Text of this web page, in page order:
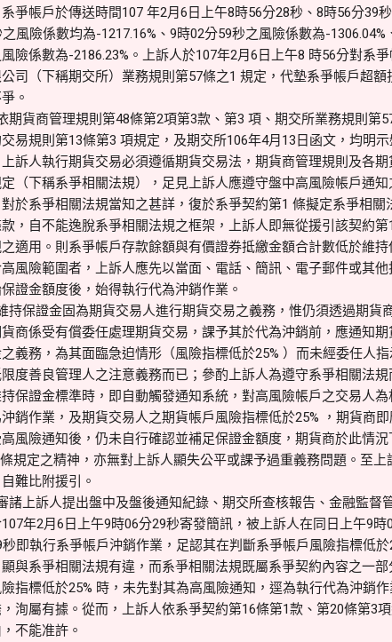
爭帳戶於傳送時間107 年2月6日上午8時56分28秒、8時56分39
風險係數均為-1217.16%、9時02分59秒之風險係數為-
險係數為-2186.23%。上訴人於107年2月6日上午8 時56分對系
司（下稱期交所）業務規則第57條之1 規定，代墊系爭帳戶超
。
期貨商管理規則第48條第2項第3款、第3 項、期交所業務規則第
易規則第13條第3 項規定，及期交所106年4月13日函文，均明
訴人執行期貨交易必須遵循期貨交易法，期貨商管理規則及各
（下稱系爭相關法規），足見上訴人應遵守盤中高風險帳戶通
於系爭相關法規當知之甚詳，復於系爭契約第1 條擬定系爭相
，自不能逸脫系爭相關法規之框架，上訴人即無從援引該契約
適用。則系爭帳戶存款餘額與有價證券抵繳金額合計數低於維
風險範圍者，上訴人應先以當面、電話、簡訊、電子郵件或其
證金額度後，始得執行代為沖銷作業。
持保證金固為期貨交易人進行期貨交易之義務，惟仍須透過期貨
商係受有償委任處理期貨交易，課予其於代為沖銷前，應通知
義務，為其面臨急迫情形（風險指標低於25% ）而未經委任人
度善良管理人之注意義務而已；參酌上訴人為遵守系爭相關法
保證金標準時，即自動觸發通知系統，對高風險帳戶之交易人
銷作業，及期貨交易人之期貨帳戶風險指標低於25% ，期貨商
高風險通知後，仍未自行確認並補足保證金額度，期貨商於此情
規定之精神，亦無對上訴人顯失公平或課予過重義務問題。至
難比附援引。
諸上訴人提出盤中及盤後通知紀錄、期交所查核報告、金融監督
年2月6日上午9時06分29秒寄發簡訊，被上訴人在同日上午9
秒即執行系爭帳戶沖銷作業，足認其在判斷系爭帳戶風險指標低
與系爭相關法規有違，而系爭相關法規既屬系爭契約內容之一
險指標低於25% 時，未先對其為高風險通知，逕為執行代為沖銷
洵屬有據。從而，上訴人依系爭契約第16條第1款、第20條第3
不能准許。